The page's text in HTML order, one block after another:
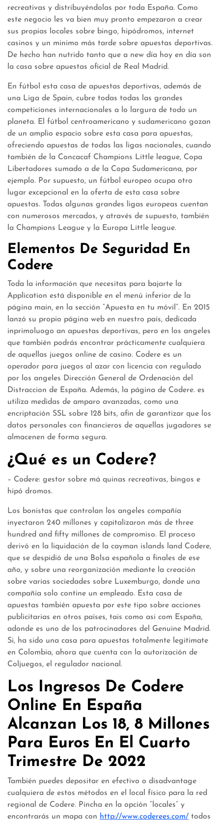
recreativas y distribuyéndolas por toda España. Como
este negocio les va bien muy pronto empezaron a crear
sus propias locales sobre bingo, hipódromos, internet
casinos y un minimo más tarde sobre apuestas deportivas.
De hecho han nutrido tanto que a new día hoy en día son
la casa sobre apuestas oficial de Real Madrid.
En fútbol esta casa de apuestas deportivas, además de
una Liga de Spain, cubre todas todas las grandes
competiciones internacionales a lo largura de todo un
planeta. El fútbol centroamericano y sudamericano gozan
de un amplio espacio sobre esta casa para apuestas,
ofreciendo apuestas de todas las ligas nacionales, cuando
también de la Concacaf Champions Little league, Copa
Libertadores sumado a de la Copa Sudamericana, por
ejemplo. Por supuesto, un fútbol europeo ocupa otro
lugar excepcional en la oferta de esta casa sobre
apuestas. Todas algunas grandes ligas europeas cuentan
con numerosos mercados, y através de supuesto, también
la Champions League y la Europa Little league.
Elementos De Seguridad En
Codere
Toda la información que necesitas para bajarte la
Application está disponible en el menú inferior de la
página main, en la sección “Apuesta en tu móvil”. En 2015
lanzó su propio página web en nuestro país, dedicada
inprimoluogo an apuestas deportivas, pero en los angeles
que también podrás encontrar prácticamente cualquiera
de aquellas juegos online de casino. Codere es un
operador para juegos al azar con licencia con regulado
por los angeles Dirección General de Ordenación del
Distraccion de España. Además, la página de Codere. es
utiliza medidas de amparo avanzadas, como una
encriptación SSL sobre 128 bits, afin de garantizar que los
datos personales con financieros de aquellas jugadores se
almacenen de forma segura.
¿Qué es un Codere?
– Codere: gestor sobre má quinas recreativas, bingos e
hipó dromos.
Los bonistas que controlan los angeles compañía
inyectaron 240 millones y capitalizaron más de three
hundred and fifty millones de compromiso. El proceso
derivó en la liquidación de la cayman islands land Codere,
que se despidió de una Bolsa española a finales de ese
año, y sobre una reorganización mediante la creación
sobre varias sociedades sobre Luxemburgo, donde una
compañía solo contine un empleado. Esta casa de
apuestas también apuesta por este tipo sobre acciones
publicitarias en otros países, tais como asi com España,
adonde es uno de los patrocinadores del Genuine Madrid.
Si, ha sido una casa para apuestas totalmente legitimate
en Colombia, ahora que cuenta con la autorización de
Coljuegos, el regulador nacional.
Los Ingresos De Codere
Online En España
Alcanzan Los 18, 8 Millones
Para Euros En El Cuarto
Trimestre De 2022
También puedes depositar en efectivo o disadvantage
cualquiera de estos métodos en el local físico para la red
regional de Codere. Pincha en la opción “locales” y
encontrarás un mapa con http://www.coderees.com/ todos